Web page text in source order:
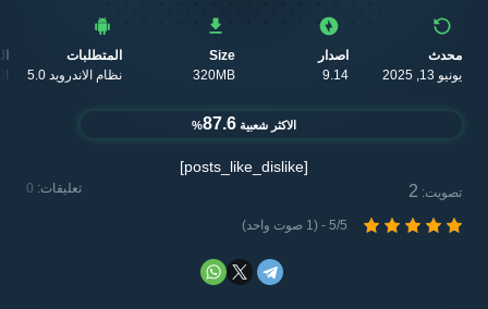
محدث
يونيو 13, 2025
اصدار
9.14
Size
320MB
المتطلبات
نظام الاندرويد 5.0
[posts_like_dislike]
تصويت: 2 تعليقات: 0
5/5 - (1 صوت واحد)
الاكثر شعبية 87.6
%